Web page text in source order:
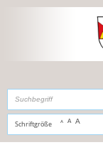
,zur Navigation
Schriftgröße A A A